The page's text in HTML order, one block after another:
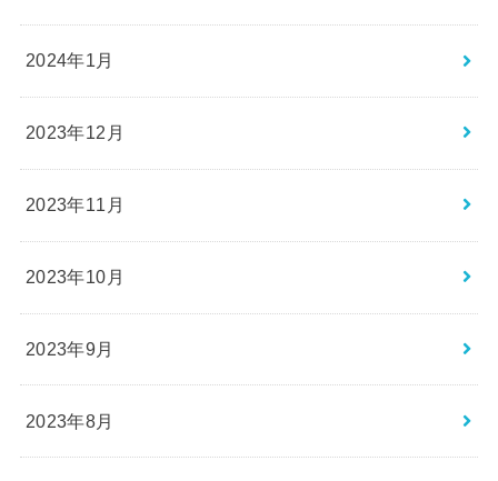
2024年1月
2023年12月
2023年11月
2023年10月
2023年9月
2023年8月